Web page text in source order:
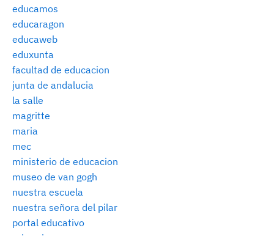
educamos
educaragon
educaweb
eduxunta
facultad de educacion
junta de andalucia
la salle
magritte
maria
mec
ministerio de educacion
museo de van gogh
nuestra escuela
nuestra señora del pilar
portal educativo